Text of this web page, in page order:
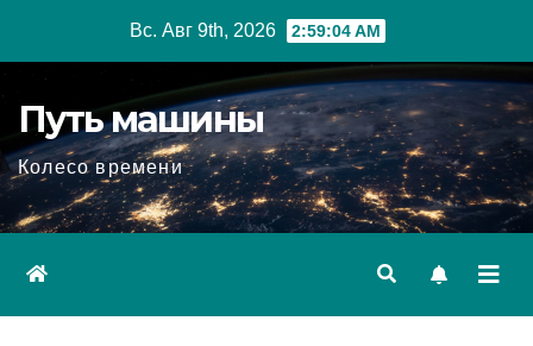
Вс. Авг 9th, 2026 2:59:05 AM
Путь машины
Колесо времени